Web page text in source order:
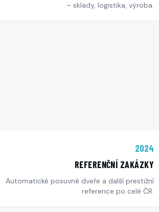
– sklady, logistika, výroba.
2024
REFERENČNÍ ZAKÁZKY
Automatické posuvné dveře a další prestižní
reference po celé ČR.